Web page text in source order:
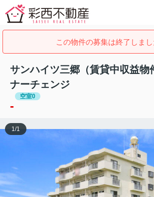
この物件の募集は終了しまし
サンハイツ三郷（賃貸中収益物
ナーチェンジ
空室0
-
1/1